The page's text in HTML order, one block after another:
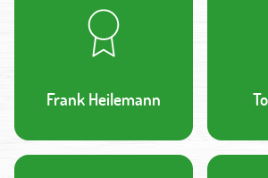
Frank Heilemann